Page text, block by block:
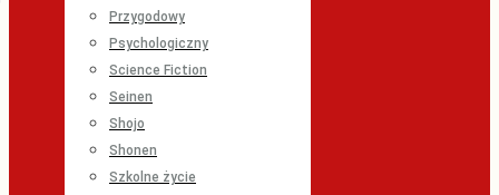
Przygodowy
Psychologiczny
Science Fiction
Seinen
Shojo
Shonen
Szkolne życie